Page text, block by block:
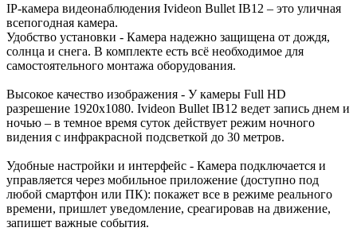
IP-камера видеонаблюдения Ivideon Bullet IB12 – это уличная
всепогодная камера.
Удобство установки - Камера надежно защищена от дождя,
солнца и снега. В комплекте есть всё необходимое для
самостоятельного монтажа оборудования.
Высокое качество изображения - У камеры Full HD
разрешение 1920x1080. Ivideon Bullet IB12 ведет запись днем и
ночью – в темное время суток действует режим ночного
видения с инфракрасной подсветкой до 30 метров.
Удобные настройки и интерфейс - Камера подключается и
управляется через мобильное приложение (доступно под
любой смартфон или ПК): покажет все в режиме реального
времени, пришлет уведомление, среагировав на движение,
запишет важные события.